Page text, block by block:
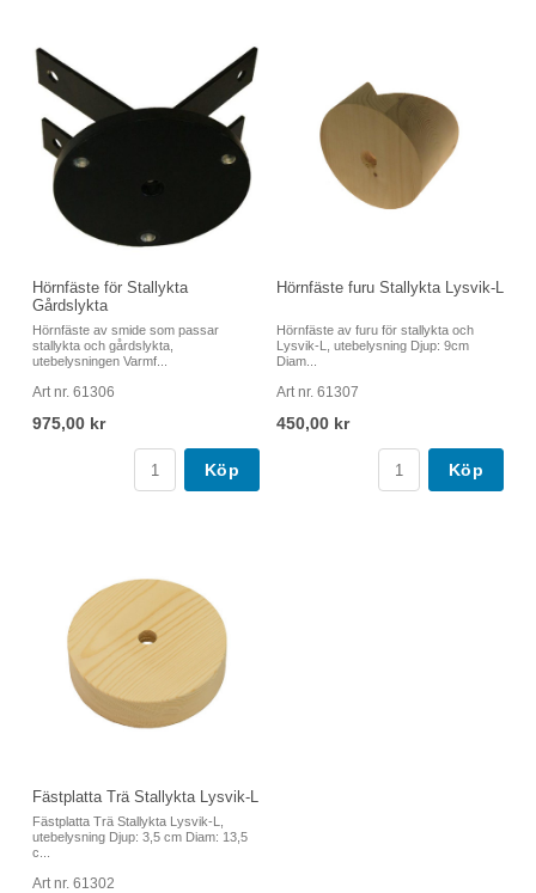
Hörnfäste för Stallykta
Gårdslykta
Hörnfäste av smide som passar
stallykta och gårdslykta,
utebelysningen Varmf...
Art nr. 61306
975,00 kr
Köp
Hörnfäste furu Stallykta Lysvik-L
Hörnfäste av furu för stallykta och
Lysvik-L, utebelysning Djup: 9cm
Diam...
Art nr. 61307
450,00 kr
Köp
Fästplatta Trä Stallykta Lysvik-L
Fästplatta Trä Stallykta Lysvik-L,
utebelysning Djup: 3,5 cm Diam: 13,5
c...
Art nr. 61302